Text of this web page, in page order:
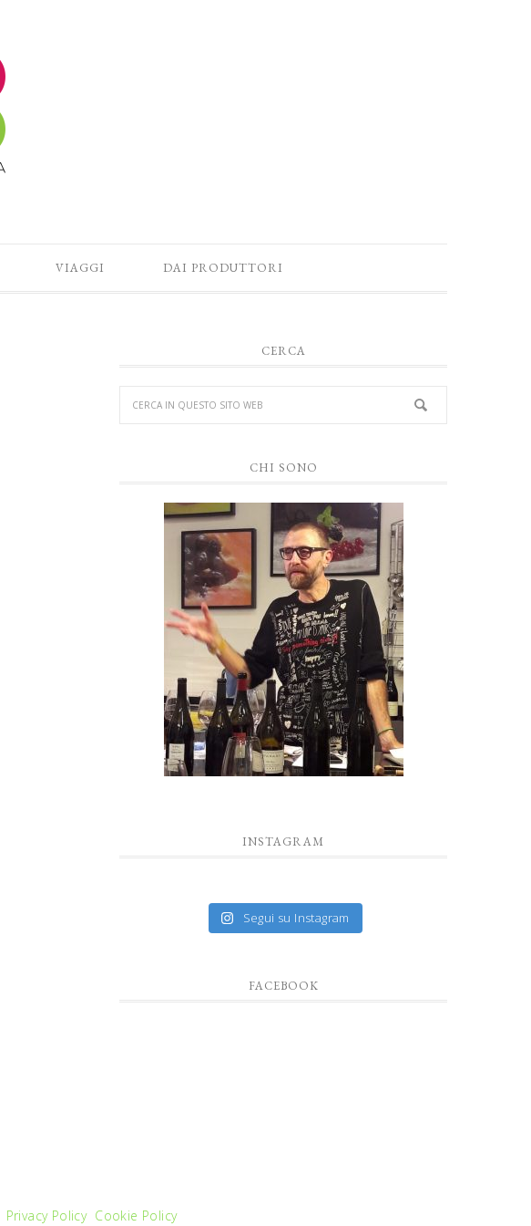
VIAGGI DAI PRODUTTORI
CERCA
CHI SONO
INSTAGRAM
Segui su Instagram
FACEBOOK
Privacy Policy Cookie Policy